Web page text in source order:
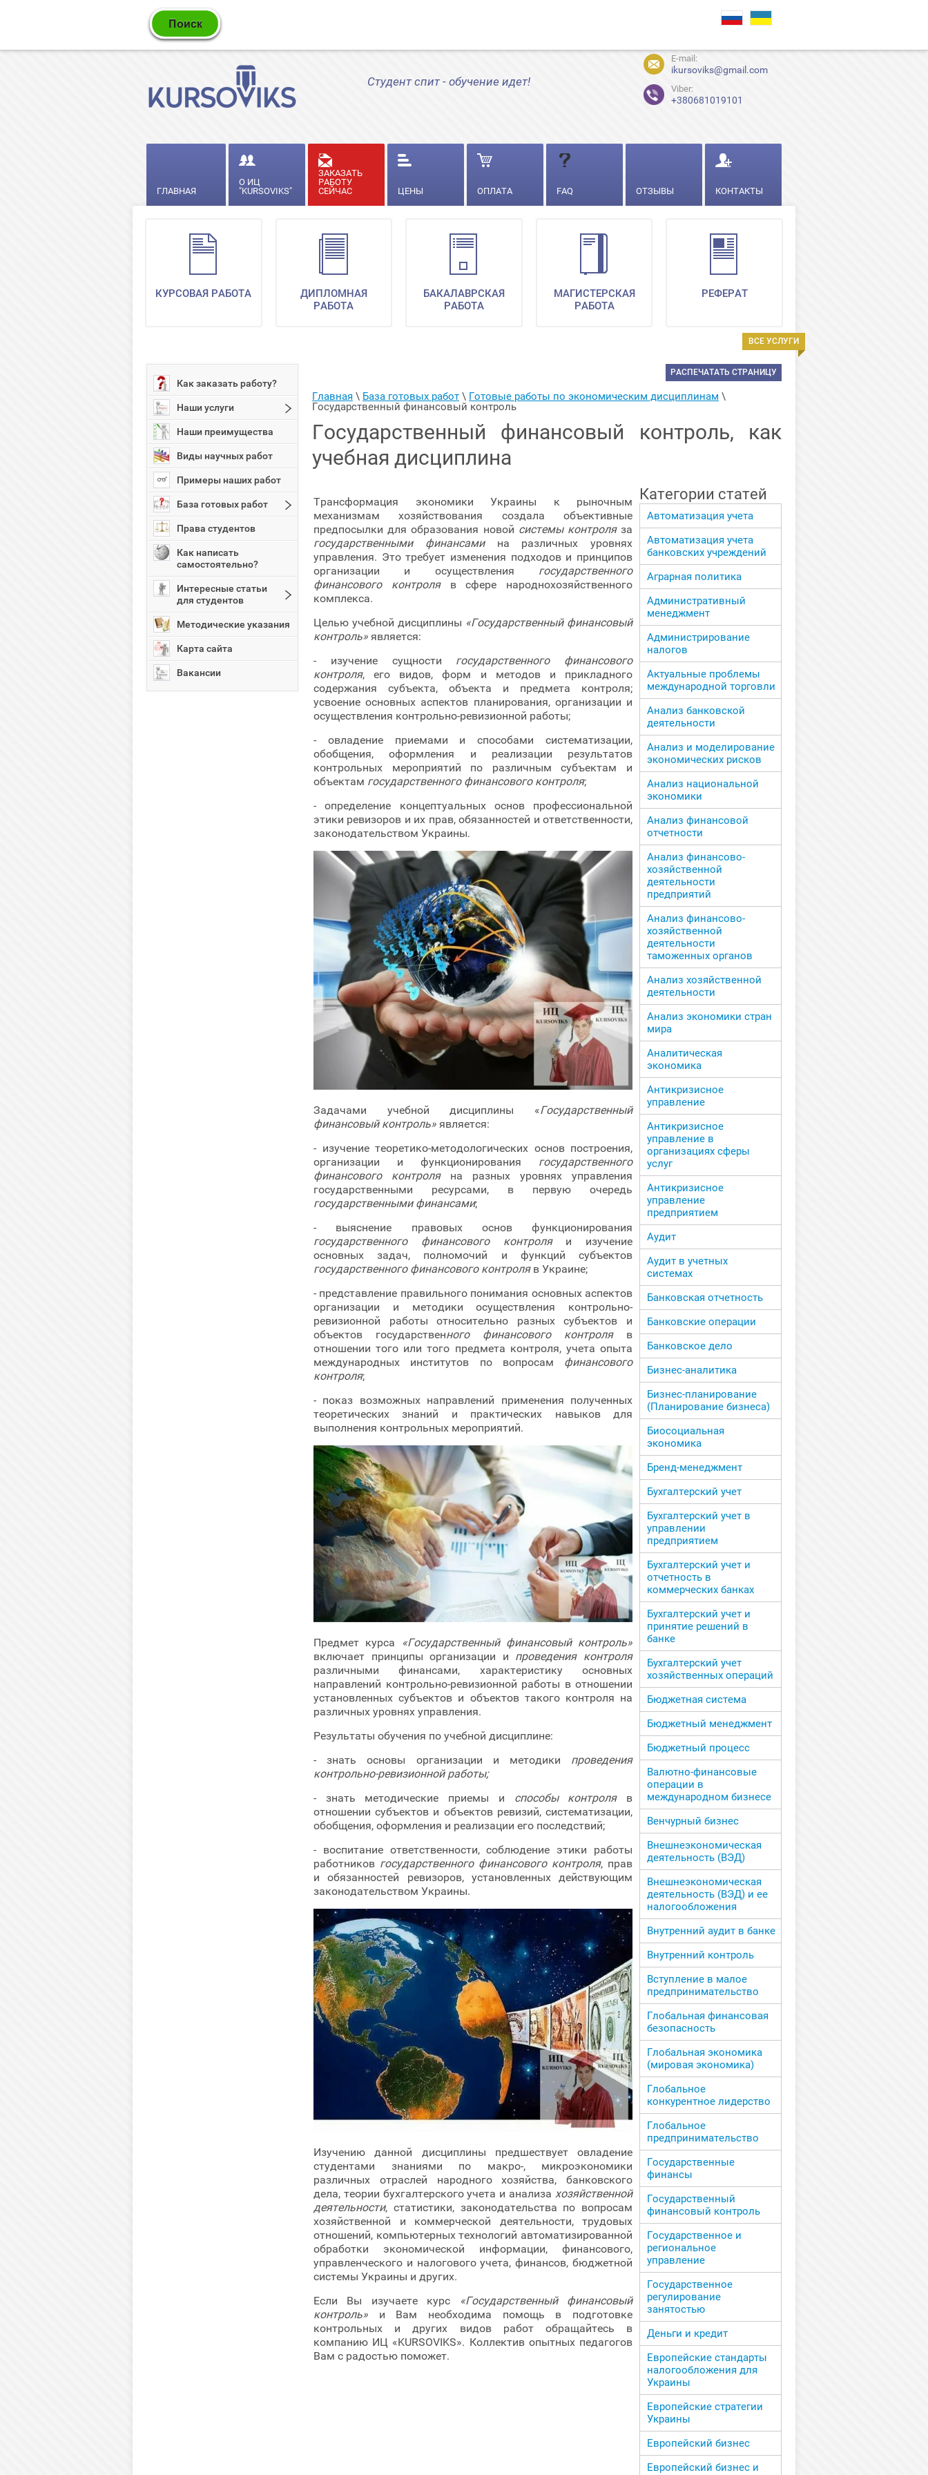
Студент спит - обучение идет!
E-mail:
ikursoviks@gmail.com
Viber:
+380681019101
ГЛАВНАЯ
О ИЦ
"KURSOVIKS"
ЗАКАЗАТЬ
РАБОТУ
СЕЙЧАС
ЦЕНЫ ОПЛАТА FAQ ОТЗЫВЫ КОНТАКТЫ
ВСЕ УСЛУГИ
КУРСОВАЯ РАБОТА
ДИПЛОМНАЯ
РАБОТА
БАКАЛАВРСКАЯ
РАБОТА
МАГИСТЕРСКАЯ
РАБОТА
РЕФЕРАТ
Как заказать работу?
Наши услуги
Наши преимущества
Виды научных работ
Примеры наших работ
База готовых работ
Права студентов
Как написать
самостоятельно?
Интересные статьи
для студентов
Методические указания
Карта сайта
Вакансии
РАСПЕЧАТАТЬ СТРАНИЦУ
Главная \ База готовых работ \ Готовые работы по экономическим дисциплинам
Государственный финансовый контроль
Государственный финансовый контроль, как
учебная дисциплина
Трансформация экономики Украины к рыночным
механизмам хозяйствования создала объективные
предпосылки для образования новой системы контроляза
государственными финансамина различных уровнях
управления. Это требует изменения подходов и принципов
организации и осуществления государственного
финансового контроляв сфере народнохозяйственного
комплекса.
Целью учебной дисциплины «Государственный финансовый
контроль» является:
- изучение сущности государственного финансового
контроля, его видов, форм и методов и прикладного
содержания субъекта, объекта и предмета контроля;
усвоение основных аспектов планирования, организации и
осуществления контрольно-ревизионной работы;
- овладение приемами и способами систематизации,
обобщения, оформления и реализации результатов
контрольных мероприятий по различным субъектам и
объектам государственного финансового контроля;
- определение концептуальных основ профессиональной
этики ревизоров и их прав, обязанностей и ответственности,
законодательством Украины.
Задачами учебной дисциплины «Государственный
финансовый контроль» является:
- изучение теоретико-методологических основ построения,
организации и функционирования государственного
финансового контроляна разных уровнях управления
государственными ресурсами, в первую очередь
государственными финансами;
- выяснение
правовых основ функционирования
государственного финансового контроляи
изучение
основных задач, полномочий и функций субъектов
государственного финансового контроляв Украине;
- представление правильного понимания основных аспектов
организации и методики осуществления контрольно-
ревизионной работы
относительно разных субъектов и
объектов государственного финансового контроля в
отношении того или того предмета контроля, учета опыта
международных институтов
по вопросам финансового
контроля;
- показ возможных направлений применения полученных
теоретических знаний и практических навыков для
выполнения контрольных мероприятий.
Предмет курса
«Государственный финансовый контроль»
включает принципы организации и проведения контроля
различными финансами, характеристику основных
направлений контрольно-ревизионной работы в отношении
установленных субъектов и объектов такого контроля на
различных уровнях управления.
Результаты обучения по учебной дисциплине:
- знать основы организации и методики проведения
контрольно-ревизионной работы;
- знать методические приемы и способы контроляв
отношении субъектов и объектов ревизий, систематизации,
обобщения, оформления и реализации его последствий;
- воспитание ответственности, соблюдение этики работы
работников государственного финансового контроля, прав
и обязанностей ревизоров, установленных действующим
законодательством Украины.
Изучению данной дисциплины предшествует овладение
студентами знаниями по макро-, микроэкономики
различных отраслей народного хозяйства, банковского
дела, теории бухгалтерского учета и анализа хозяйственной
деятельности, статистики, законодательства по вопросам
хозяйственной и коммерческой деятельности, трудовых
отношений, компьютерных технологий автоматизированной
обработки экономической информации, финансового,
управленческого и налогового учета, финансов, бюджетной
системы Украины и других.
Если Вы изучаете курс
«Государственный финансовый
контроль» и Вам необходима помощь в подготовке
контрольных и других видов работ обращайтесь в
компанию ИЦ «KURSOVIKS». Коллектив опытных педагогов
Вам с радостью поможет.
Категории статей
Автоматизация учета
Автоматизация учета
банковских учреждений
Аграрная политика
Административный
менеджмент
Администрирование
налогов
Актуальные проблемы
международной торговли
Анализ банковской
деятельности
Анализ и моделирование
экономических рисков
Анализ национальной
экономики
Анализ финансовой
отчетности
Анализ финансово-
хозяйственной
деятельности
предприятий
Анализ финансово-
хозяйственной
деятельности
таможенных органов
Анализ хозяйственной
деятельности
Анализ экономики стран
мира
Аналитическая
экономика
Антикризисное
управление
Антикризисное
управление в
организациях сферы
услуг
Антикризисное
управление
предприятием
Аудит
Аудит в учетных
системах
Банковская отчетность
Банковские операции
Банковское дело
Бизнес-аналитика
Бизнес-планирование
(Планирование бизнеса)
Биосоциальная
экономика
Бренд-менеджмент
Бухгалтерский учет
Бухгалтерский учет в
управлении
предприятием
Бухгалтерский учет и
отчетность в
коммерческих банках
Бухгалтерский учет и
принятие решений в
банке
Бухгалтерский учет
хозяйственных операций
Бюджетная система
Бюджетный менеджмент
Бюджетный процесс
Валютно-финансовые
операции в
международном бизнесе
Венчурный бизнес
Внешнеэкономическая
деятельность (ВЭД)
Внешнеэкономическая
деятельность (ВЭД) и ее
налогообложения
Внутренний аудит в банке
Внутренний контроль
Вступление в малое
предпринимательство
Глобальная финансовая
безопасность
Глобальная экономика
(мировая экономика)
Глобальное
конкурентное лидерство
Глобальное
предпринимательство
Государственные
финансы
Государственный
финансовый контроль
Государственное и
региональное
управление
Государственное
регулирование
занятостью
Деньги и кредит
Европейские стандарты
налогообложения для
Украины
Европейские стратегии
Украины
Европейский бизнес
Европейский бизнес и